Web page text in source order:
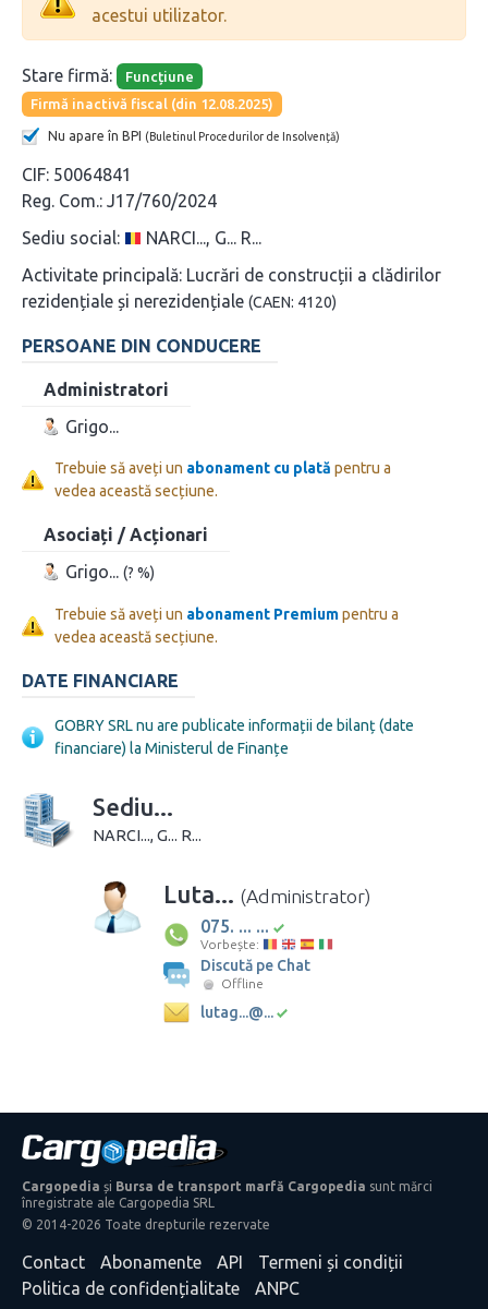
acestui utilizator.
Stare firmă:
Funcțiune
Firmă inactivă fiscal (din 12.08.2025)
Nu apare în BPI (Buletinul Procedurilor de Insolvență)
CIF: 50064841
Reg. Com.: J17/760/2024
Sediu social:
NARCI..., G... R...
Activitate principală: Lucrări de construcții a clădirilor
rezidențiale și nerezidențiale (CAEN: 4120)
PERSOANE DIN CONDUCERE
Administratori
Grigo...
Trebuie să aveți un abonament cu plată pentru a
vedea această secțiune.
Asociați / Acționari
Grigo... (? %)
Trebuie să aveți un abonament Premiumpentru a
vedea această secțiune.
DATE FINANCIARE
GOBRY SRL nu are publicate informații de bilanț (date
financiare) la Ministerul de Finanțe
Sediu...
NARCI..., G... R...
Luta... (Administrator)
075. ... ...
Vorbește:
Discută pe Chat
Offline
lutag...@...
Cargopedia și Bursa de transport marfă Cargopedia sunt mărci
înregistrate ale Cargopedia SRL
© 2014-2026 Toate drepturile rezervate
Contact Abonamente API
Termeni și condiții
Politica de confidențialitate
ANPC